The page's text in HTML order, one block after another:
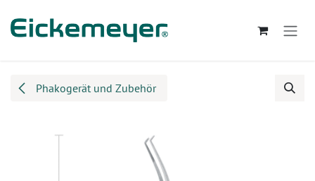
Phakogerät und Zubehör